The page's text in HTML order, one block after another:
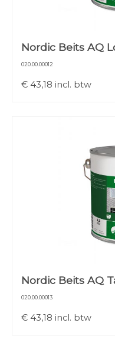
Nordic Beits AQ
020.00.00012
€ 43,18 incl. btw
Nordic Beits AQ
020.00.00013
€ 43,18 incl. btw